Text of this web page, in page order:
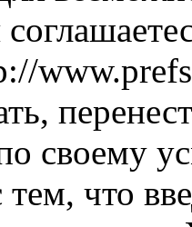
своему
тем, что